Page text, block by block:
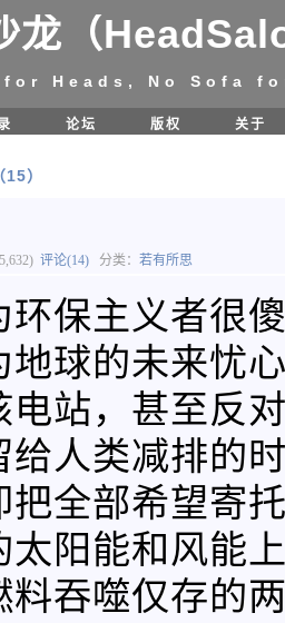
龙（
for Heads, No Sofa
论坛 版权 关于
）
评论(14) 分类： 若有所思
环保主义者很
地球的未来忧
电站，甚至反
给人类减排的
把全部希望寄
太阳能和风能
料吞噬仅存的